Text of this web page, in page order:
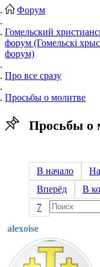
Форум
Гомельский
форум (Гомельскі
форум)
Про все сразу
Просьбы о молитве
Просьбы о
В начало
Вперёд
В
7
alexoise